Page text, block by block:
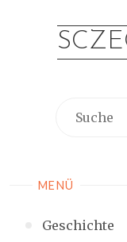
springen
MENÜ
Geschichte